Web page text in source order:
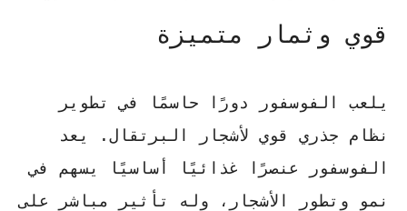
قوي وثمار متميزة
يلعب الفوسفور
دورًا حاسمًا في تطوير
نظام جذري قوي لأشجار البرتقال. يعد
الفوسفور
عنصرًا غذائيًا أساسيًا يسهم في
نمو وتطور الأشجار، وله تأثير مباشر على